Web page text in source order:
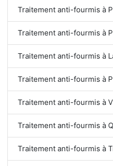
Traitement anti-fourmis à
Traitement anti-fourmis à
Traitement anti-fourmis à
Traitement anti-fourmis à
Traitement anti-fourmis à
Traitement anti-fourmis à
Traitement anti-fourmis à